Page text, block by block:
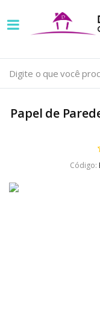
com
papel
é
venda
Papel de
Código: